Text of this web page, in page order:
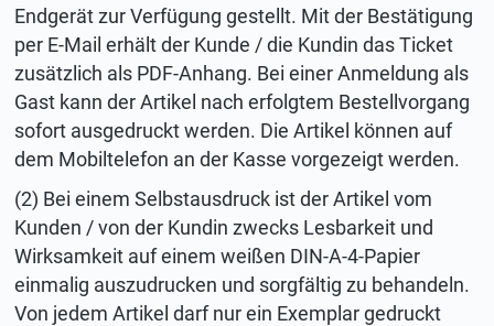
Endgerät zur Verfügung gestellt. Mit der Bestätigung
per E-Mail erhält der Kunde / die Kundin das Ticket
zusätzlich als PDF-Anhang. Bei einer Anmeldung als
Gast kann der Artikel nach erfolgtem Bestellvorgang
sofort ausgedruckt werden. Die Artikel können auf
dem Mobiltelefon an der Kasse vorgezeigt werden.
(2) Bei einem Selbstausdruck ist der Artikel vom
Kunden / von der Kundin zwecks Lesbarkeit und
Wirksamkeit auf einem weißen DIN-A-4-Papier
einmalig auszudrucken und sorgfältig zu behandeln.
Von jedem Artikel darf nur ein Exemplar gedruckt